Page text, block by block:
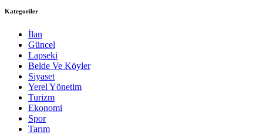
Kategoriler
İlan
Güncel
Lapseki
Belde Ve Köyler
Siyaset
Yerel Yönetim
Turizm
Ekonomi
Spor
Tarım